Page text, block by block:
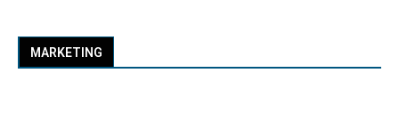
MARKETING